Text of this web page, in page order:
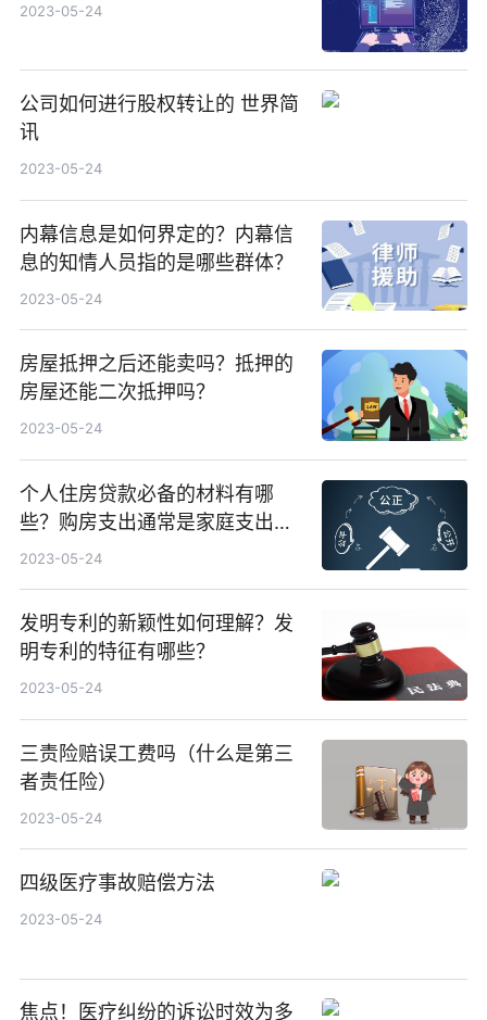
2023-05-24
公司如何进行股权转让的 世界简
讯
2023-05-24
内幕信息是如何界定的？内幕信
息的知情人员指的是哪些群体？
2023-05-24
房屋抵押之后还能卖吗？抵押的
房屋还能二次抵押吗？
2023-05-24
个人住房贷款必备的材料有哪
些？购房支出通常是家庭支出的
主要部分吗？
2023-05-24
发明专利的新颖性如何理解？发
明专利的特征有哪些？
2023-05-24
三责险赔误工费吗（什么是第三
者责任险）
2023-05-24
四级医疗事故赔偿方法
2023-05-24
焦点！医疗纠纷的诉讼时效为多